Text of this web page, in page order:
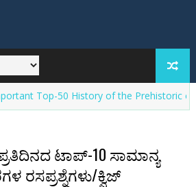
50 History of the Prehistoric cultures in
ಪ್ರತಿದಿನದ ಟಾಪ್-10 ಸಾಮಾನ್ಯ
ರಸಪ್ರಶ್ನೆಗಳು/ಕ್ವಿಜ್